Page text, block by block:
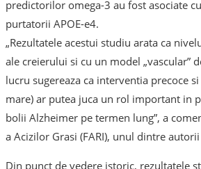
predictorilor omega-3 au fost asociate
purtatorii APOE-e4.
„Rezultatele acestui studiu arata ca
ale creierului si cu un model „vascular”
lucru sugereaza ca interventia precoce
mare) ar putea juca un rol important in
bolii Alzheimer pe termen lung”, a
a Acizilor Grasi (FARI), unul dintre
Din punct de vedere istoric, rezultatele